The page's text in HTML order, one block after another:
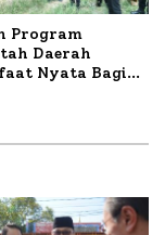
Program
Daerah
Nyata Bagi
Desa Bataal